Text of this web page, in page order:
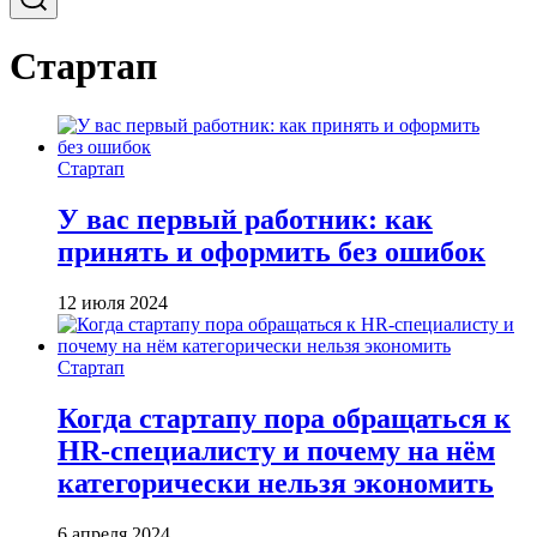
Стартап
Стартап
У вас первый работник: как
принять и оформить без ошибок
12 июля 2024
Стартап
Когда стартапу пора обращаться к
HR-специалисту и почему на нём
категорически нельзя экономить